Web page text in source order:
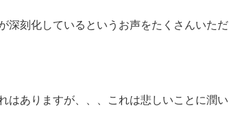
深刻化しているというお声をたくさんいただ
はありますが、、、これは悲しいことに潤い